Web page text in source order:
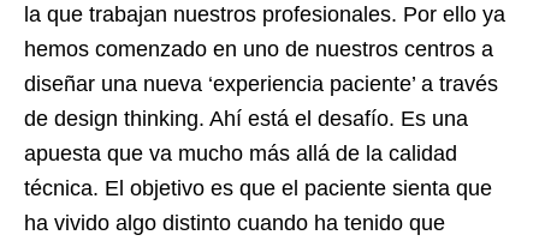
la que trabajan nuestros profesionales. Por ello ya
hemos comenzado en uno de nuestros centros a
diseñar una nueva ‘experiencia paciente’ a través
de design thinking. Ahí está el desafío. Es una
apuesta que va mucho más allá de la calidad
técnica. El objetivo es que el paciente sienta que
ha vivido algo distinto cuando ha tenido que